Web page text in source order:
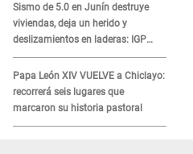
Sismo de 5.0 en Junín destruye
viviendas, deja un herido y
deslizamientos en laderas: IGP
alerta sobre posibles réplicas
Papa León XIV VUELVE a Chiclayo:
recorrerá seis lugares que
marcaron su historia pastoral